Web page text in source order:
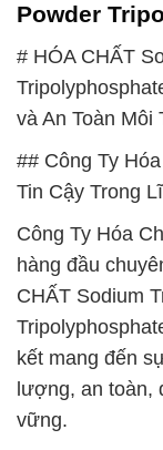
Powder
# HÓA CHẤT
và An Toàn Môi
## Công Ty
Tin Cậy Trong
Công Ty Hóa
hàng đầu
CHẤT Sodium
kết mang đến
lượng, an toàn,
vững.